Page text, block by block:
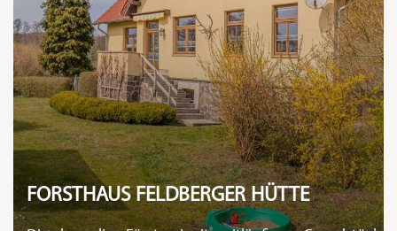
FORSTHAUS FELDBERGER HÜTTE